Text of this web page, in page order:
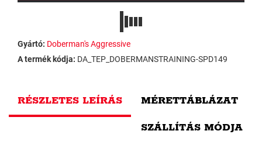
Gyártó: Doberman's Aggressive
A termék kódja: DA_TEP_DOBERMANSTRAINING-SPD149
RÉSZLETES LEÍRÁS MÉRETTÁBLÁZAT
SZÁLLÍTÁS MÓDJA